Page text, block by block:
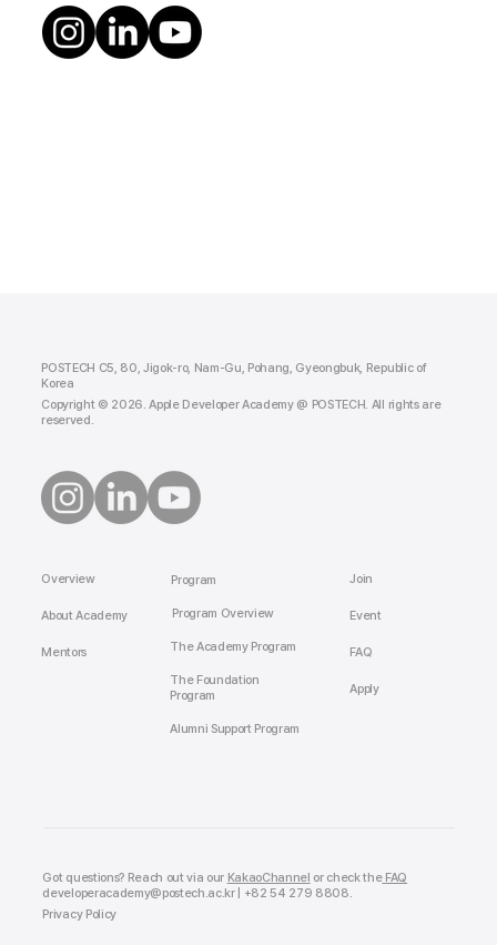
POSTECH C5, 80, Jigok-ro, Nam-Gu, Pohang, Gyeongbuk, Republic of
Korea
Copyright © 2026. Apple Developer Academy @ POSTECH. All rights are
reserved.
Overview
About Academy
Mentors
Program
Program Overview
The Academy Program
The Foundation
Program
Alumni Support Program
Join
Event
FAQ
Apply
Got questions? Reach out via our KakaoChannel or check the FAQ
developeracademy@postech.ac.kr | +82 54 279 8808.
Privacy Policy